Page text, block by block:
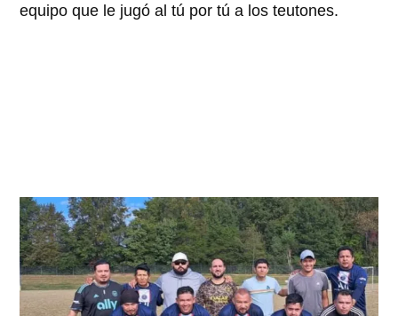
equipo que le jugó al tú por tú a los teutones.